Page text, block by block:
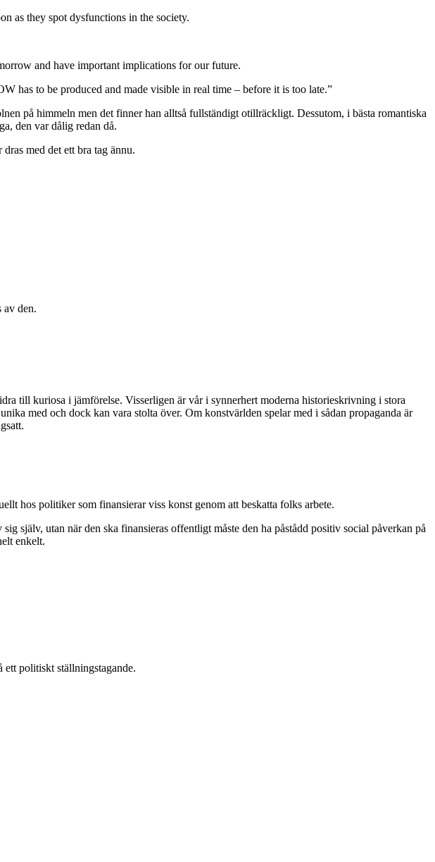
as they spot dysfunctions in the society.
and have important implications for our future.
has to be produced and made visible in real time – before it is too late.”
på himmeln men det finner han alltså fullständigt otillräckligt. Dessutom, i bästa romantiska
den var dålig redan då.
med det ett bra tag ännu.
av den.
till kuriosa i jämförelse. Visserligen är vår i synnerhert moderna historieskrivning i stora
med och dock kan vara stolta över. Om konstvärlden spelar med i sådan propaganda är
hos politiker som finansierar viss konst genom att beskatta folks arbete.
själv, utan när den ska finansieras offentligt måste den ha påstådd positiv social påverkan på
enkelt.
politiskt ställningstagande.